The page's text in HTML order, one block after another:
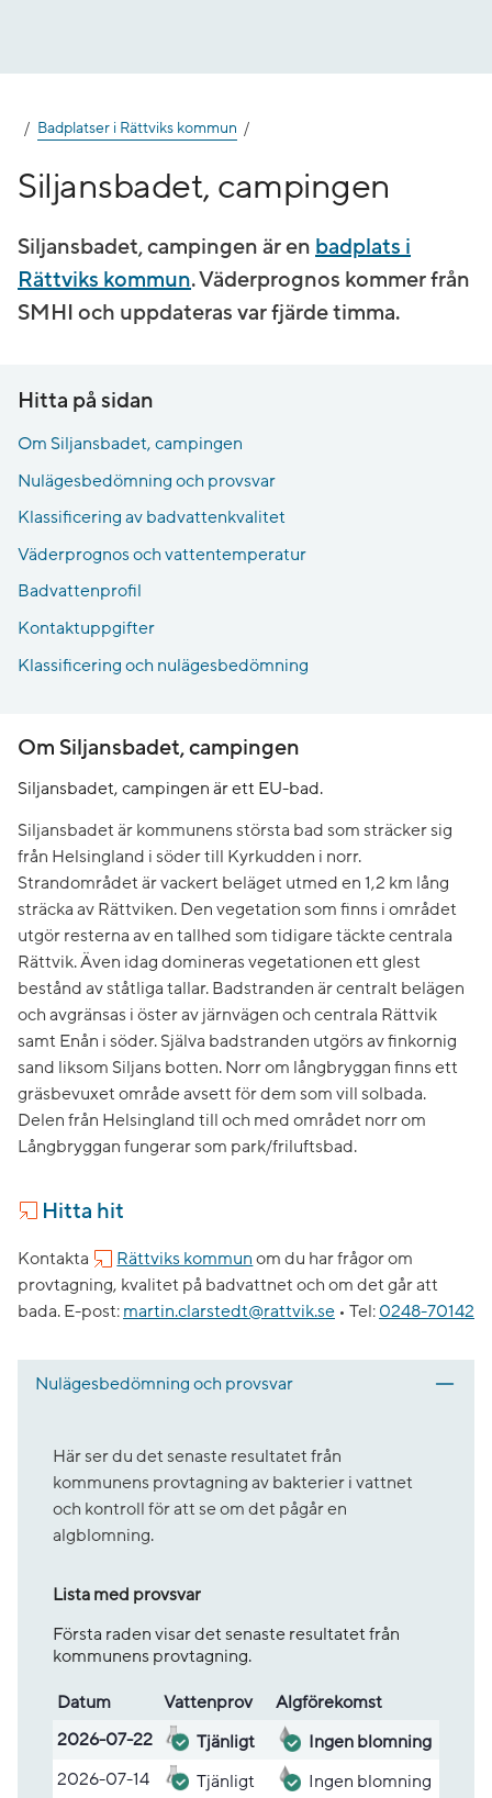
Badplatser i Rättviks kommun
Siljansbadet, campingen
Siljansbadet, campingen är en badplats i
Rättviks kommun. Väderprognos kommer från
SMHI och uppdateras var fjärde timma.
Hitta på sidan
Om Siljansbadet, campingen
Nulägesbedömning och provsvar
Klassificering av badvattenkvalitet
Väderprognos och vattentemperatur
Badvattenprofil
Kontaktuppgifter
Klassificering och nulägesbedömning
Om Siljansbadet, campingen
Siljansbadet, campingen är ett EU-bad.
Siljansbadet är kommunens största bad som sträcker sig
från Helsingland i söder till Kyrkudden i norr.
Strandområdet är vackert beläget utmed en 1,2 km lång
sträcka av Rättviken. Den vegetation som finns i området
utgör resterna av en tallhed som tidigare täckte centrala
Rättvik. Även idag domineras vegetationen ett glest
bestånd av ståtliga tallar. Badstranden är centralt belägen
och avgränsas i öster av järnvägen och centrala Rättvik
samt Enån i söder. Själva badstranden utgörs av finkornig
sand liksom Siljans botten. Norr om långbryggan finns ett
gräsbevuxet område avsett för dem som vill solbada.
Delen från Helsingland till och med området norr om
Långbryggan fungerar som park/friluftsbad.
Hitta hit
Kontakta Rättviks kommun om du har frågor om
provtagning, kvalitet på badvattnet och om det går att
bada. E-post: martin.clarstedt@rattvik.se • Tel: 0248-70142
Nulägesbedömning och provsvar
Här ser du det senaste resultatet från
kommunens provtagning av bakterier i vattnet
och kontroll för att se om det pågår en
algblomning.
Lista med provsvar
Första raden visar det senaste resultatet från
kommunens provtagning.
Lista med provsvar
Datum Vatten­prov
Alg­före­komst
2026-07-22
Tjänligt
Ingen blomning
2026-07-14
Tjänligt
Ingen blomning